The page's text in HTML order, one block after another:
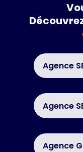
Agence
Agence
Agence